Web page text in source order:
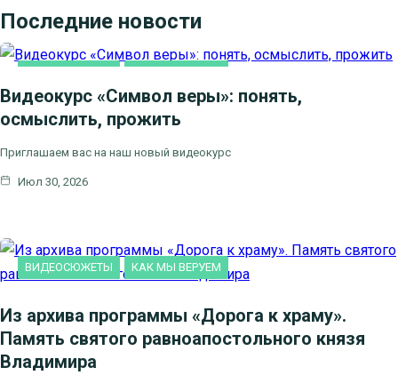
Последние новости
Видеокурс «Символ веры»: понять,
осмыслить, прожить
Приглашаем вас на наш новый видеокурс
Июл 30, 2026
ВИДЕОСЮЖЕТЫ КАК МЫ ВЕРУЕМ
Из архива программы «Дорога к храму».
Память святого равноапостольного князя
Владимира